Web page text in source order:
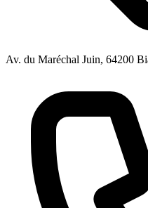
Av. du Maréchal Juin, 64200